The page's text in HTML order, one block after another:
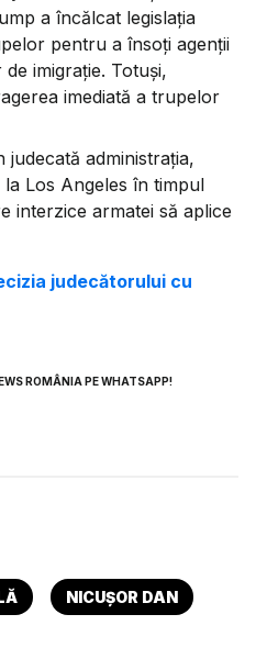
a încălcat legislația
pentru a însoți agenții
imigrație. Totuși,
imediată a trupelor
judecată administrația,
Los Angeles în timpul
interzice armatei să aplice
judecătorului cu
ROMÂNIA PE WHATSAPP!
NICUȘOR DAN